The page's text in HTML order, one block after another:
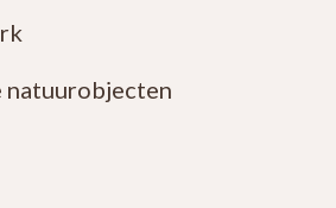
natuurobjecten